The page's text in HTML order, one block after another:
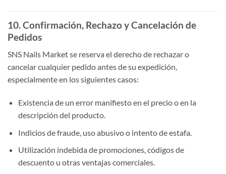
10. Confirmación, Rechazo y Cancelación de
Pedidos
SNS Nails Market se reserva el derecho de rechazar o
cancelar cualquier pedido antes de su expedición,
especialmente en los siguientes casos:
Existencia de un error manifiesto en el precio o en la
descripción del producto.
Indicios de fraude, uso abusivo o intento de estafa.
Utilización indebida de promociones, códigos de
descuento u otras ventajas comerciales.